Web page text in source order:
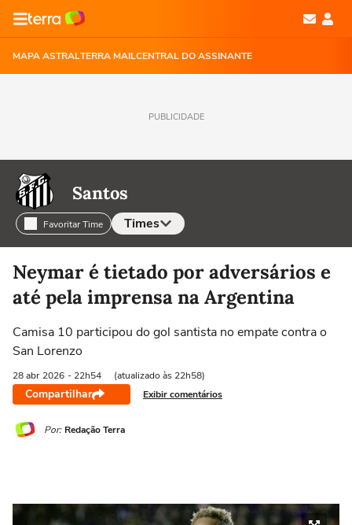
MAPA ASTRALTERRA MAILCENTRAL DO ASSINANTE
PUBLICIDADE
Santos
Favoritar Time Times
Selecione o time para ver as notícias
Neymar é tietado por adversários e
até pela imprensa na Argentina
Camisa 10 participou do gol santista no empate contra o
San Lorenzo
28 abr 2026 - 22h54 (atualizado às 22h58)
Compartilhar Exibir comentários
Por: Redação Terra